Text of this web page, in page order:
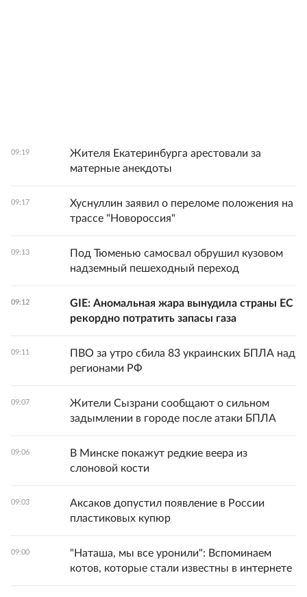
09:19
Жителя Екатеринбурга арестовали за
матерные анекдоты
09:17
Хуснуллин заявил о переломе положения на
трассе "Новороссия"
09:13
Под Тюменью самосвал обрушил кузовом
надземный пешеходный переход
09:12
GIE: Аномальная жара вынудила страны ЕС
рекордно потратить запасы газа
09:11
ПВО за утро сбила 83 украинских БПЛА над
регионами РФ
09:07
Жители Сызрани сообщают о сильном
задымлении в городе после атаки БПЛА
09:06
В Минске покажут редкие веера из
слоновой кости
09:03
Аксаков допустил появление в России
пластиковых купюр
09:00
"Наташа, мы все уронили": Вспоминаем
котов, которые стали известны в интернете